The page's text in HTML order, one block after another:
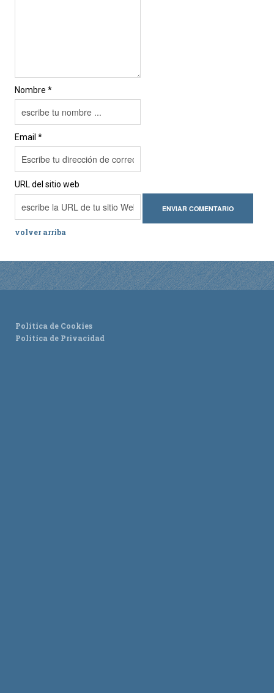
Nombre *
Email *
URL del sitio web
volver arriba
Política de Cookies
Política de Privacidad